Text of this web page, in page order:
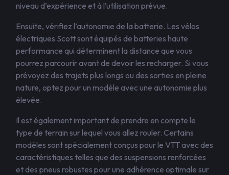
niveau d’expérience et à l’utilisation prévue.
Ensuite, vérifiez l’autonomie de la batterie. Les vélos
électriques Scott sont équipés de batteries haute
performance qui déterminent la distance que vous
pourrez parcourir avant de devoir les recharger. Si vous
prévoyez des trajets plus longs ou des sorties en pleine
nature, optez pour un modèle avec une autonomie plus
élevée.
Il est également important de prendre en compte le
type de terrain sur lequel vous allez rouler. Certains
modèles sont spécialement conçus pour le VTT avec des
caractéristiques telles que des suspensions renforcées
et des pneus robustes pour une adhérence optimale sur